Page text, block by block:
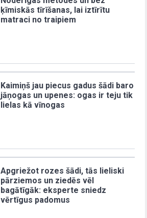
ķīmiskās tīrīšanas, lai iztīrītu
matraci no traipiem
Kaimiņš jau piecus gadus šādi baro
jāņogas un upenes: ogas ir teju tik
lielas kā vīnogas
Apgriežot rozes šādi, tās lieliski
pārziemos un ziedēs vēl
bagātīgāk: eksperte sniedz
vērtīgus padomus